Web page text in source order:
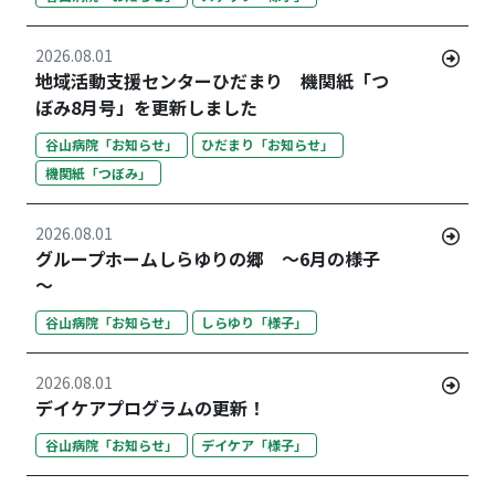
2026.08.01
地域活動支援センターひだまり 機関紙「つ
ぼみ8月号」を更新しました
谷山病院「お知らせ」
ひだまり「お知らせ」
機関紙「つぼみ」
2026.08.01
グループホームしらゆりの郷 ～6月の様子
～
谷山病院「お知らせ」 しらゆり「様子」
2026.08.01
デイケアプログラムの更新！
谷山病院「お知らせ」 デイケア「様子」